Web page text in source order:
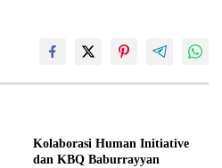
Kolaborasi Human Initiative
dan KBQ Baburrayyan